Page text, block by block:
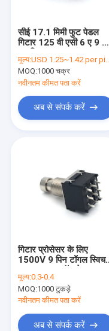
सीई 17.1 मिमी फुट पेडल
गिटार 125 वी एसी 6 ए 9 पिन
मूल्य:USD 1.25~1.42 per piece
MOQ:1000 चक्र
नवीनतम कीमत पता करें
अब से संपर्क करें
गिटार प्रोसेसर के लिए
1500V 9 पिन टॉगल स्विच
मूल्य:0.3-0.4
MOQ:1000 टुकड़े
नवीनतम कीमत पता करें
अब से संपर्क करें